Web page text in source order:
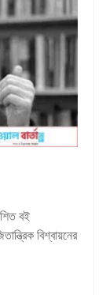
বই
বিশ্বায়নের